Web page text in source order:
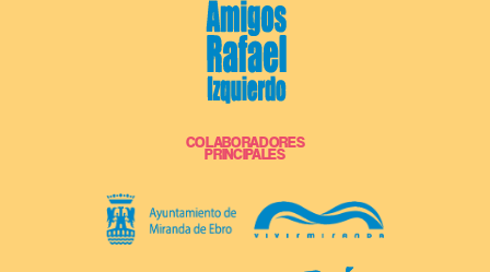
COLABORADORES
PRINCIPALES